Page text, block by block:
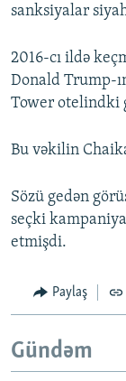
sanksiyalar
2016-cı ildə
Donald Trump-
Tower otelindki
Bu vəkilin
Sözü gedən
seçki
etmişdi.
Paylaş
Gündəm